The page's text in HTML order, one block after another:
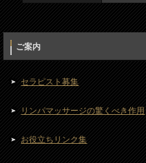
ご案内
セラピスト募集
リンパマッサージの驚くべき作用
お役立ちリンク集